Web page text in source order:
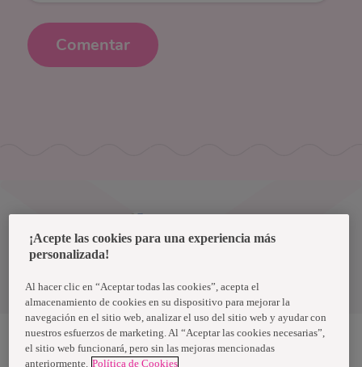
Comentar
Términos y condiciones
¡Acepte las cookies para una experiencia más
personalizada!
Al hacer clic en “Aceptar todas las cookies”, acepta el
almacenamiento de cookies en su dispositivo para mejorar la
navegación en el sitio web, analizar el uso del sitio web y ayudar con
nuestros esfuerzos de marketing. Al “Aceptar las cookies necesarias”,
el sitio web funcionará, pero sin las mejoras mencionadas
anteriormente. Política de Cookies